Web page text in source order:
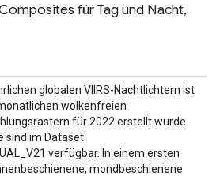
für Tag und Nacht,
globalen VIIRS-Nachtlichtern ist
wolkenfreien
für 2022 erstellt wurde.
sind im Dataset
verfügbar. In einem ersten
mondbeschienene